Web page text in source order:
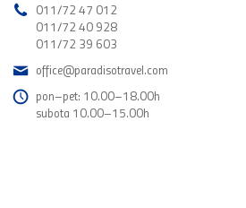
011/72 47 012
011/72 40 928
011/72 39 603
office@paradisotravel.com
pon–pet: 10.00–18.00h
subota 10.00–15.00h